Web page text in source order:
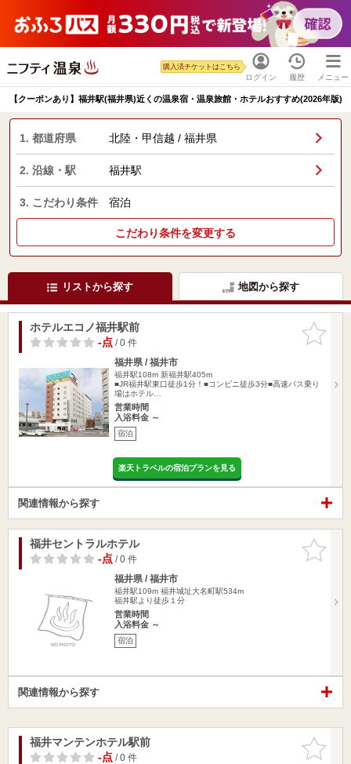
ログイン
購入済チケットはこちら
履歴 メニュー
【クーポンあり】福井駅(福井県)近くの温泉宿・温泉旅館・ホテルおすすめ(2026年版)
1. 都道府県 北陸・甲信越 / 福井県
2. 沿線・駅 福井駅
3. こだわり条件 宿泊
こだわり条件を変更する
リストから探す 地図から探す
お気に入
りに追加
ホテルエコノ福井駅前
-点/ 0 件
福井県 / 福井市
福井駅108m 新福井駅405m
■JR福井駅東口徒歩1分！■コンビニ徒歩3分■高速バス乗り
場はホテル…
営業時間
入浴料金 ～
宿泊
楽天トラベルの宿泊プランを見る
関連情報から探す
お気に入
りに追加
福井セントラルホテル
-点/ 0 件
福井県 / 福井市
福井駅109m 福井城址大名町駅534m
福井駅より徒歩１分
営業時間
入浴料金 ～
宿泊
関連情報から探す
お気に入
りに追加
福井マンテンホテル駅前
-点/ 0 件